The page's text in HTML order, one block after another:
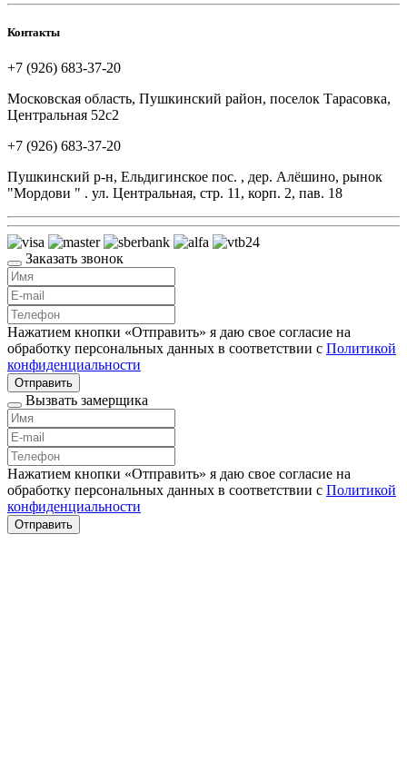
Контакты
+7 (926) 683-37-20
Московская область, Пушкинский район, поселок Тарасовка,
Центральная 52с2
+7 (926) 683-37-20
Пушкинский р-н, Ельдигинское пос. , дер. Алёшино, рынок
"Мордови " . ул. Центральная, стр. 11, корп. 2, пав. 18
Заказать звонок
Нажатием кнопки «Отправить» я даю свое согласие на
обработку персональных данных в соответствии с Политикой
конфиденциальности
Отправить
Вызвать замерщика
Нажатием кнопки «Отправить» я даю свое согласие на
обработку персональных данных в соответствии с Политикой
конфиденциальности
Отправить